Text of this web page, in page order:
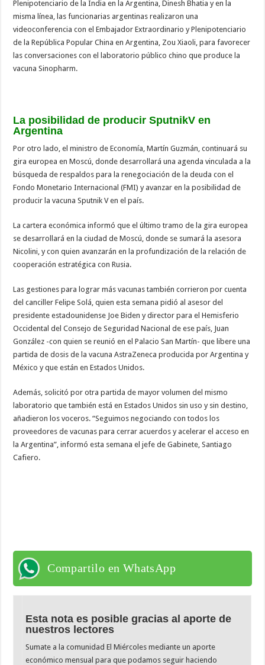
Plenipotenciario de la India en la Argentina, Dinesh Bhatia y en la
misma línea, las funcionarias argentinas realizaron una
videoconferencia con el Embajador Extraordinario y Plenipotenciario
de la República Popular China en Argentina, Zou Xiaoli, para favorecer
las conversaciones con el laboratorio público chino que produce la
vacuna Sinopharm.
La posibilidad de producir SputnikV en
Argentina
Por otro lado, el ministro de Economía, Martín Guzmán, continuará su
gira europea en Moscú, donde desarrollará una agenda vinculada a la
búsqueda de respaldos para la renegociación de la deuda con el
Fondo Monetario Internacional (FMI) y avanzar en la posibilidad de
producir la vacuna Sputnik V en el país.
La cartera económica informó que el último tramo de la gira europea
se desarrollará en la ciudad de Moscú, donde se sumará la asesora
Nicolini, y con quien avanzarán en la profundización de la relación de
cooperación estratégica con Rusia.
Las gestiones para lograr más vacunas también corrieron por cuenta
del canciller Felipe Solá, quien esta semana pidió al asesor del
presidente estadounidense Joe Biden y director para el Hemisferio
Occidental del Consejo de Seguridad Nacional de ese país, Juan
González -con quien se reunió en el Palacio San Martín- que libere una
partida de dosis de la vacuna AstraZeneca producida por Argentina y
México y que están en Estados Unidos.
Además, solicitó por otra partida de mayor volumen del mismo
laboratorio que también está en Estados Unidos sin uso y sin destino,
añadieron los voceros. “Seguimos negociando con todos los
proveedores de vacunas para cerrar acuerdos y acelerar el acceso en
la Argentina”, informó esta semana el jefe de Gabinete, Santiago
Cafiero.
Compartilo en WhatsApp
Esta nota es posible gracias al aporte de
nuestros lectores
Sumate a la comunidad El Miércoles mediante un aporte
económico mensual para que podamos seguir haciendo